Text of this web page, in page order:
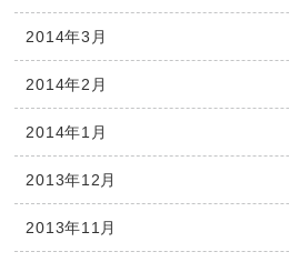
2014年3月
2014年2月
2014年1月
2013年12月
2013年11月